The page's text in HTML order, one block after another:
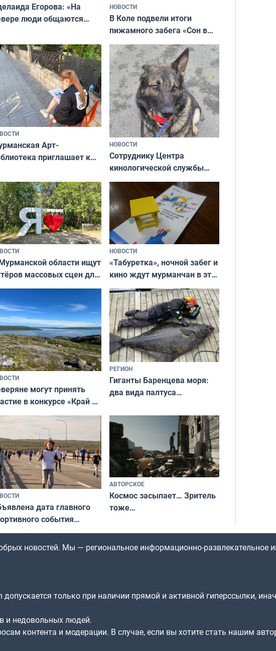
Егорова: «На
люди общаются
что
им интересен»
НОВОСТИ
В Коле подвели итоги
пижамного забега «Сон в
Олимпийскую ночь»
Арт-
приглашает к
НОВОСТИ
Сотруднику Центра
кинологической службы
ищут новый дом
области ищут
массовых сцен для
в
фильме
НОВОСТИ
«Табуретка», ночной забег и
кино ждут мурманчан в эти
выходные
могут принять
в конкурсе «Край у
границы: фотогид
округу»
РЕГИОН
Гиганты Баренцева моря:
два вида палтуса
дата главного
события
как зарождался
«Гольфстрим»
АВТОРСКОЕ
Космос засыпает… Зритель
тоже…
новостей. Мы — региональное информационно-развлекательное
только при наличии прямой и активной гиперссылки,
и недовольных людей.
контента и модерации. В случае, если вы хотите стать нашим